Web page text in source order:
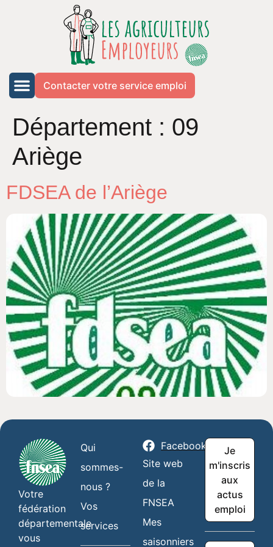
Contacter votre service emploi
Département : 09
Ariège
FDSEA de l’Ariège
Votre
fédération
départementale
vous
Qui
sommes-
nous ?
Vos
services
Facebook
Site web
de la
FNSEA
Mes
saisonniers
Je
m'inscris
aux
actus
emploi